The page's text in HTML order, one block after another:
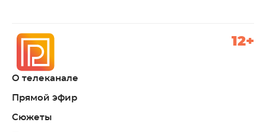
О телеканале
Прямой эфир
Сюжеты
12+